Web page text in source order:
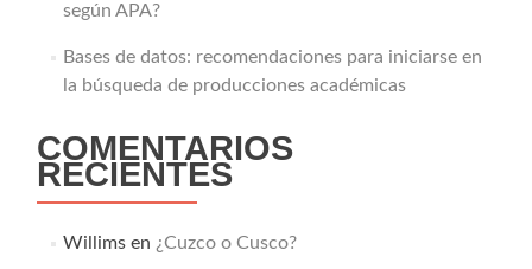
según APA?
Bases de datos: recomendaciones para iniciarse en
la búsqueda de producciones académicas
COMENTARIOS
RECIENTES
Willimsen ¿Cuzco o Cusco?